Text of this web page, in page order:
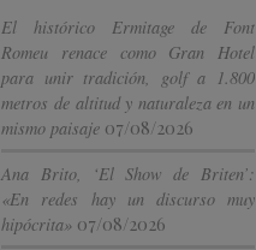
El histórico Ermitage de Font
Romeu renace como Gran Hotel
para unir tradición, golf a 1.800
metros de altitud y naturaleza en un
mismo paisaje 07/08/2026
Ana Brito, ‘El Show de Briten’:
«En redes hay un discurso muy
hipócrita» 07/08/2026